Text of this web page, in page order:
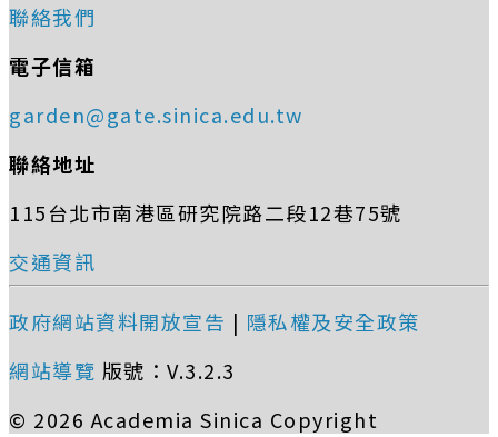
聯絡我們
電子信箱
garden@gate.sinica.edu.tw
聯絡地址
115台北市南港區研究院路二段12巷75號
交通資訊
政府網站資料開放宣告 | 隱私權及安全政策
網站導覽 版號：V.3.2.3
© 2026 Academia Sinica Copyright